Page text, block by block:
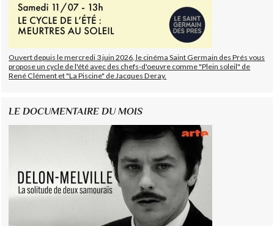
Ouvert depuis le mercredi 3 juin 2026, le cinéma Saint Germain des Prés vous
propose un cycle de l'été avec des chefs-d'oeuvre comme "Plein soleil" de
René Clément et "La Piscine" de Jacques Deray.
LE DOCUMENTAIRE DU MOIS